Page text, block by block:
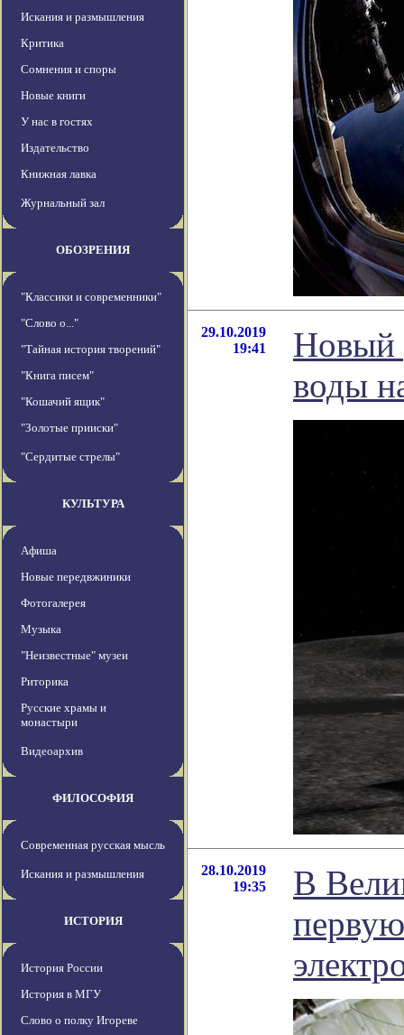
Искания и размышления
Критика
Сомнения и споры
Новые книги
У нас в гостях
Издательство
Книжная лавка
Журнальный зал
ОБОЗРЕНИЯ
"Классики и современники"
"Слово о..."
"Тайная история творений"
"Книга писем"
"Кошачий ящик"
"Золотые прииски"
"Сердитые стрелы"
КУЛЬТУРА
Афиша
Новые передвжиники
Фотогалерея
Музыка
"Неизвестные" музеи
Риторика
Русские храмы и
монастыри
Видеоархив
ФИЛОСОФИЯ
Современная русская мысль
Искания и размышления
ИСТОРИЯ
История России
История в МГУ
Слово о полку Игореве
29.10.2019
19:41
Новый
воды
28.10.2019
19:35
В